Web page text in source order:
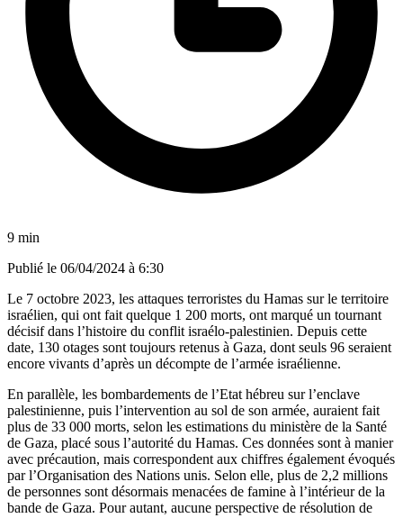
9 min
Publié le 06/04/2024 à 6:30
Le 7 octobre 2023, les attaques terroristes du Hamas sur le territoire
israélien, qui ont fait quelque 1 200 morts, ont marqué un tournant
décisif dans l’histoire du conflit israélo-palestinien. Depuis cette
date, 130 otages sont toujours retenus à Gaza, dont seuls 96 seraient
encore vivants d’après un décompte de l’armée israélienne.
En parallèle, les bombardements de l’Etat hébreu sur l’enclave
palestinienne, puis l’intervention au sol de son armée, auraient fait
plus de 33 000 morts, selon les estimations du ministère de la Santé
de Gaza, placé sous l’autorité du Hamas. Ces données sont à manier
avec précaution, mais correspondent aux chiffres également évoqués
par l’Organisation des Nations unis. Selon elle, plus de 2,2 millions
de personnes sont désormais menacées de famine à l’intérieur de la
bande de Gaza. Pour autant, aucune perspective de résolution de